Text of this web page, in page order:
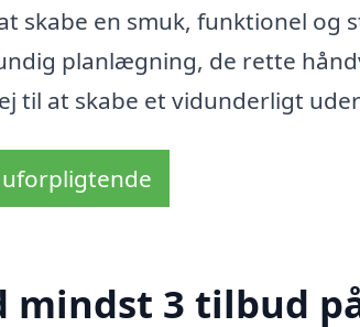
skabe en smuk, funktionel og
planlægning, de rette
til at skabe et vidunderligt
mindst 3 tilbud